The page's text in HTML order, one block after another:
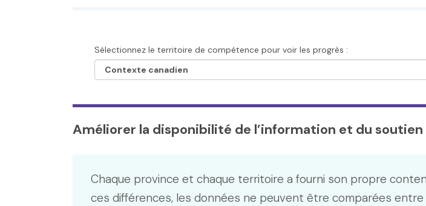
Sélectionnez le territoire de compétence pour voir les progrès :
Améliorer la disponibilité de l’information et du soutien
Chaque province et chaque territoire a fourni son propre
ces différences, les données ne peuvent être comparées